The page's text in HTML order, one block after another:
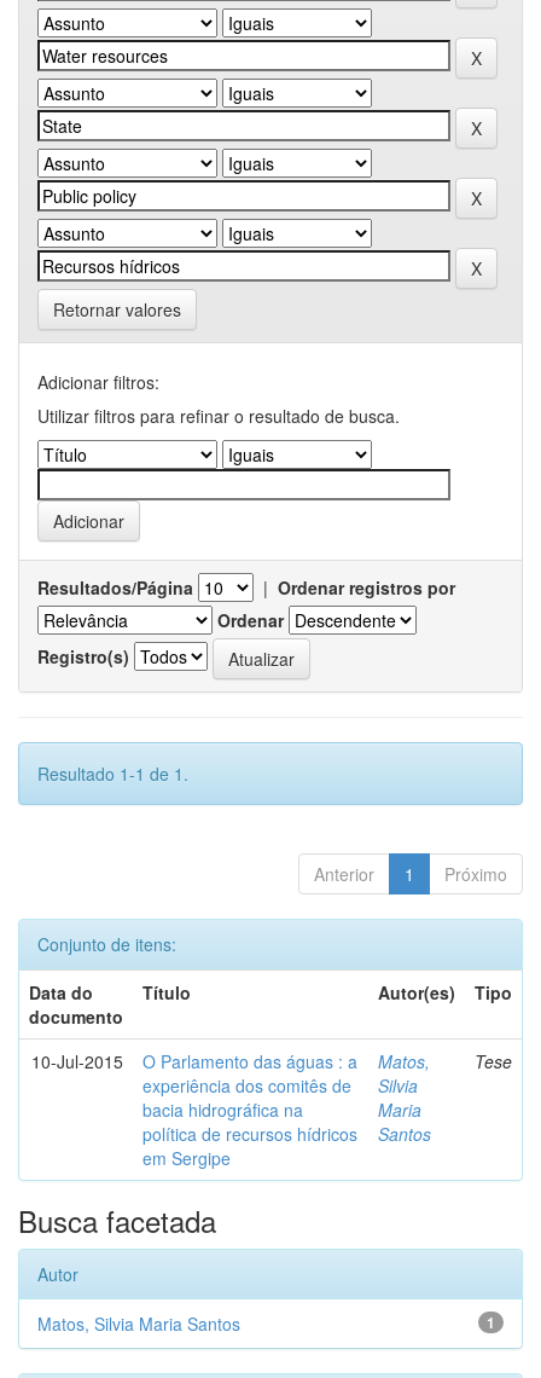
Retornar valores
Adicionar filtros:
Utilizar filtros para refinar o resultado de busca.
Resultados/Página | Ordenar registros por
Ordenar
Registro(s)
Resultado 1-1 de 1.
Anterior 1 Próximo
Conjunto de itens:
Data do
documento
Título Autor(es) Tipo
10-Jul-2015
O Parlamento das águas : a
experiência dos comitês de
bacia hidrográfica na
política de recursos hídricos
em Sergipe
Matos,
Silvia
Maria
Santos
Tese
Busca facetada
Autor
1
Matos, Silvia Maria Santos